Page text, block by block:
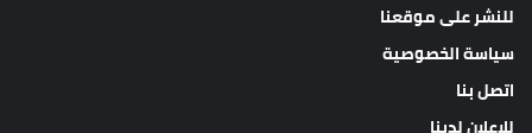
للنشر على موقعنا
سياسة الخصوصية
اتصل بنا